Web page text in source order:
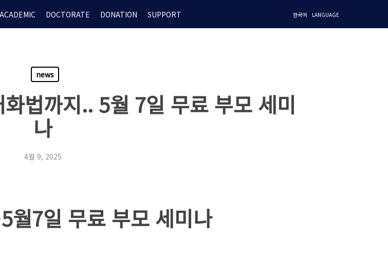
ACADEMIC DOCTORATE DONATION SUPPORT 한국어 LANGUAGE
news
법까지.. 5월 7일 무료 부모 세미
나
4월 9, 2025
7일 무료 부모 세미나